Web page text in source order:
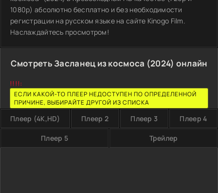
1080p) абсолютно бесплатно и без необходимости
регистрации на русском языке на сайте Kinogo Film.
Наслаждайтесь просмотром!
Смотреть Засланец из космоса (2024) онлайн
!!!!:
ЕСЛИ КАКОЙ-ТО ПЛЕЕР НЕДОСТУПЕН ПО ОПРЕДЕЛЕННОЙ
ПРИЧИНЕ, ВЫБИРАЙТЕ ДРУГОЙ ИЗ СПИСКА
Плеер (4K,HD) Плеер 2 Плеер 3 Плеер 4
Плеер 5 Трейлер